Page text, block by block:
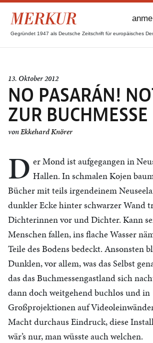
Gegründet 1947 als Deutsche Zeitschrift für europäisches
13. Oktober 2012
NO PASARÁN!
ZUR BUCHMESSE
vonEkkehard Knörer
D er Mond ist aufgegangen in
Hallen. In schmalen Kojen
Bücher mit teils irgendeinem
dunkler Ecke hinter schwarzer Wand
Dichterinnen vor und Dichter. Kann
Menschen fallen, ins flache Wasser
Teile des Bodens bedeckt. Ansonsten
Dunklen, vor allem, was das Selbst
das das Buchmessengastland sich
dann doch weitgehend buchlos und in
Großprojektionen auf
Macht durchaus Eindruck, diese
wär’s nur, man wüsste auch welchen.